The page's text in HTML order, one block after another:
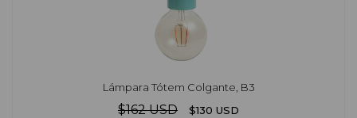
Lámpara Tótem Colgante, B3
$162 USD $130 USD